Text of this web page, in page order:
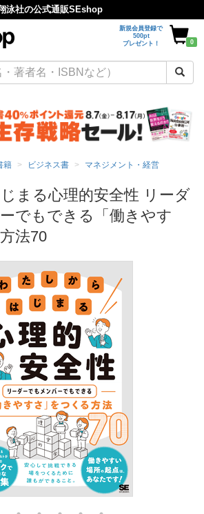
泳社の公式通販SEshop
新規会員登録で
500pt
プレゼント！
0
籍 ビジネス書 マネジメント・経営
まる心理的安全性 リーダ
でもできる「働きやす
法70